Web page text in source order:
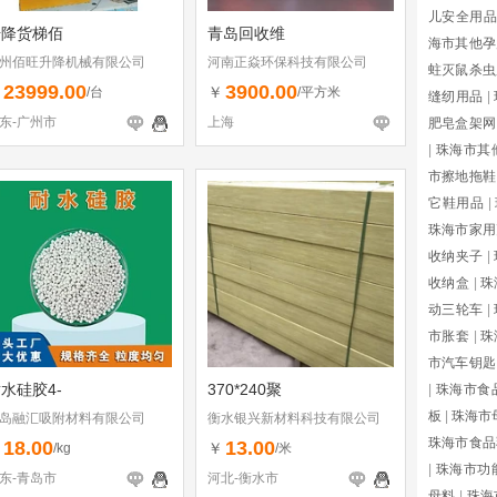
货梯佰
佰旺升降机械有限公司
23999.00/台
-广州市
青岛回收维
河南正焱环保科技有限公司
￥ 3900.00/平方米
上海
硅胶4-
融汇吸附材料有限公司
18.00/kg
-青岛市
370*240聚
衡水银兴新材料科技有限公司
￥ 13.00/米
河北-衡水市
儿安全用品
海市其他
蛀灭鼠杀
缝纫用品
肥皂盒架网
珠海市其
市擦地拖鞋
它鞋用品
珠海市家
收纳夹子
收纳盒
珠
动三轮车
市胀套
珠
市汽车钥匙
珠海市食
板
珠海市
珠海市食
珠海市功